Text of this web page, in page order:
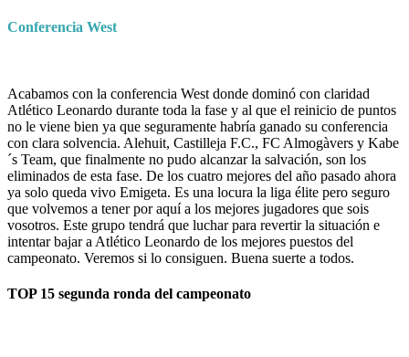
Conferencia West
Acabamos con la conferencia West donde dominó con claridad
Atlético Leonardo durante toda la fase y al que el reinicio de puntos
no le viene bien ya que seguramente habría ganado su conferencia
con clara solvencia. Alehuit, Castilleja F.C., FC Almogàvers y Kabe
´s Team, que finalmente no pudo alcanzar la salvación, son los
eliminados de esta fase. De los cuatro mejores del año pasado ahora
ya solo queda vivo Emigeta. Es una locura la liga élite pero seguro
que volvemos a tener por aquí a los mejores jugadores que sois
vosotros. Este grupo tendrá que luchar para revertir la situación e
intentar bajar a Atlético Leonardo de los mejores puestos del
campeonato. Veremos si lo consiguen. Buena suerte a todos.
TOP 15 segunda ronda del campeonato